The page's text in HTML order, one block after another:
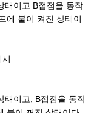
태이고 B접점을 동작
에 불이 켜진 상태이
태이고, B접점을 동작